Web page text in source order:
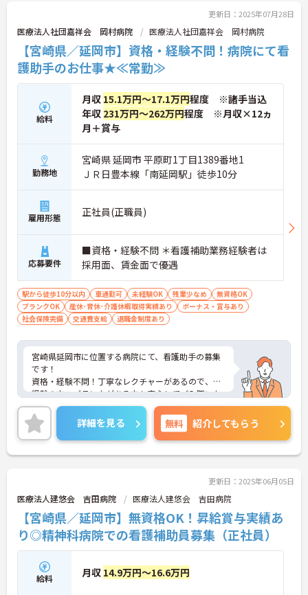
更新日：2025年07月28日
医療法人社団嘉祥会 岡村病院 医療法人社団嘉祥会 岡村病院
【宮崎県／延岡市】資格・経験不問！病院にて看
護助手のお仕事★≪常勤≫
給料
月収 15.1万円～17.1万円程度 ※諸手当込
年収 231万円～262万円程度 ※月収×12ヵ
月＋賞与
勤務地
宮崎県 延岡市 平原町1丁目1389番地1
ＪＲ日豊本線「南延岡駅」徒歩10分
雇用形態 正社員(正職員)
応募要件
■資格・経験不問 ＊看護補助業務経験者は
採用面、賃金面で優遇
駅から徒歩10分以内 車通勤可 未経験OK 残業少なめ
無資格OK
ブランクOK
産休･育休･介護休暇取得実績あり
ボーナス・賞与あり
社会保険完備
交通費支給 退職金制度あり
宮崎県延岡市に位置する病院にて、看護助手の募集
です！
資格・経験不問！丁寧なレクチャーがあるので、未
経験の方・ブランクがある方も安心してご入職いた
だけます◎
ご興味ある方には、面接対策ポイントなど、さらに
詳細をお話しいたしますのでお気軽にご相談くださ
い！
詳細を見る 無料 紹介してもらう
更新日：2025年06月05日
医療法人建悠会 吉田病院 医療法人建悠会 吉田病院
【宮崎県／延岡市】無資格OK！昇給賞与実績あ
り◎精神科病院での看護補助員募集（正社員）
給料 月収 14.9万円～16.6万円